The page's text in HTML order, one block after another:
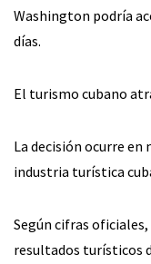
Washington podría
días.
El turismo cubano
La decisión ocurre
industria turística
Según cifras oficiales,
resultados turísticos